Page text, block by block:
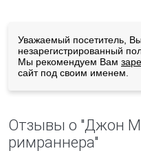
Уважаемый посетитель,
незарегистрированный
Мы рекомендуем Вам
сайт под своим именем.
Отзывы о "Джон
римраннера"